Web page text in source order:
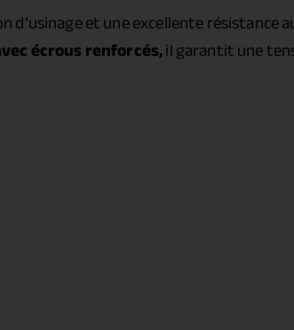
d’usinage et une excellente résistance
écrous renforcés,il garantit une